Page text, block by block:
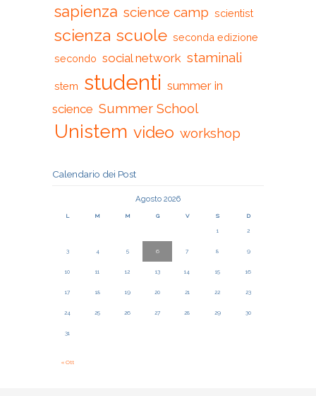
sapienza science camp scientist
scienza scuole seconda edizione
secondo social network staminali
stem studenti summer in
science Summer School
Unistem video workshop
Calendario dei Post
Agosto 2026
L M M G V S D
1 2
3 4 5 6 7 8 9
10 11 12 13 14 15 16
17 18 19 20 21 22 23
24 25 26 27 28 29 30
31
« Ott